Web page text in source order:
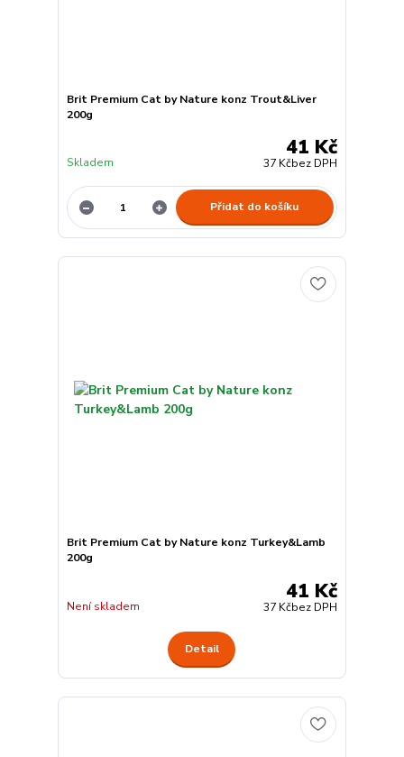
Brit Premium Cat by Nature konz Trout&Liver
200g
41 Kč
37 Kčbez DPH
Skladem
Přidat do košíku
Brit Premium Cat by Nature konz Turkey&Lamb
200g
41 Kč
37 Kčbez DPH
Není skladem
Detail